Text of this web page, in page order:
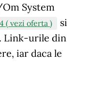
System
( vezi oferta ) si
. Link-urile din
iar daca le